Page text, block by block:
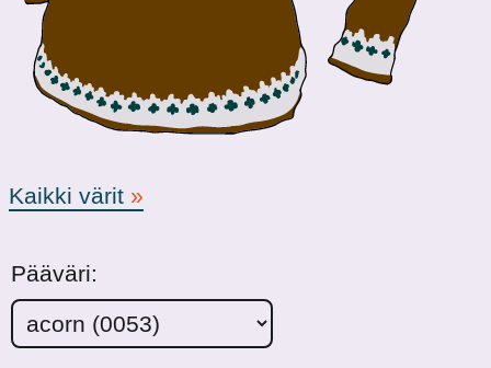
Kaikki värit
Pääväri: